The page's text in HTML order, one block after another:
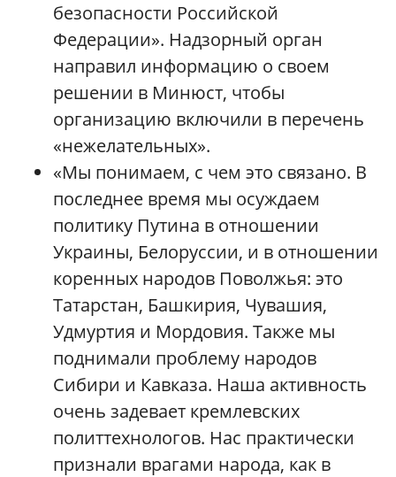
безопасности Российской
Федерации». Надзорный орган
направил информацию о своем
решении в Минюст, чтобы
организацию включили в перечень
«нежелательных».
«Мы понимаем, с чем это связано. В
последнее время мы осуждаем
политику Путина в отношении
Украины, Белоруссии, и в отношении
коренных народов Поволжья: это
Татарстан, Башкирия, Чувашия,
Удмуртия и Мордовия. Также мы
поднимали проблему народов
Сибири и Кавказа. Наша активность
очень задевает кремлевских
политтехнологов. Нас практически
признали врагами народа, как в